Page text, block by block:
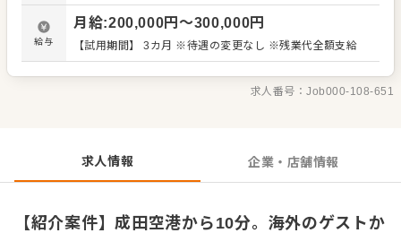
のご意見をいただくこともあります。内容は店舗メンバー
に共有しながら、よりよいお店づくりを心がけてくださ
い。オペレーション改善などのアイデアも大歓迎です。
ジ対応など接客全般 ・ドリンク作り、提供 ・テーブルの片
づけ、清掃 ・予約管理、電話対応 など 入社後はスキルに
くはステップアップなどもめざせます。
給与
月給:200,000円〜300,000円
【試用期間】 3カ月 ※待遇の変更なし ※残業代全額支給
求人番号：Job000-108-651
求人情報 企業・店舗情報
【紹介案件】成田空港から10分。海外のゲストか